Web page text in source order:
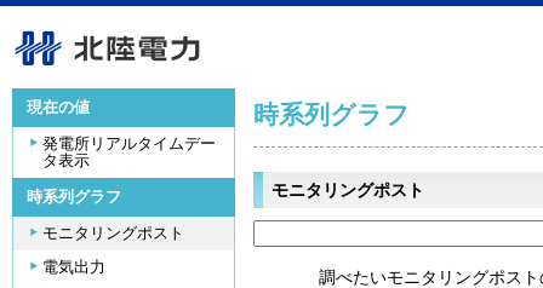
現在の値
発電所リアルタイムデー
タ表示
時系列グラフ
モニタリングポスト
電気出力
時系列グラフ
モニタリングポスト
調べたいモニタリングポス